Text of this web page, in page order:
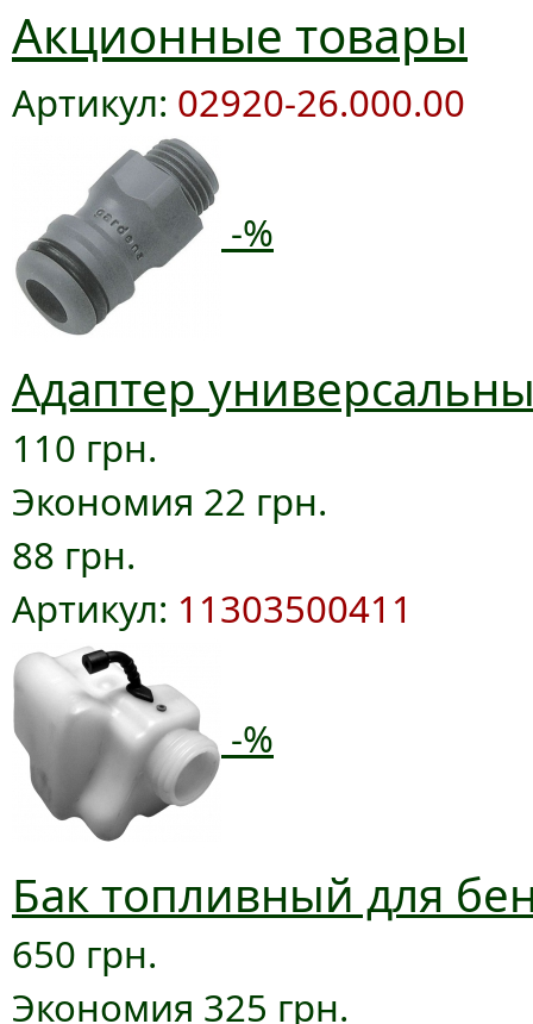
Акционные товары
Артикул: 02920-26.000.00
-%
Адаптер
110 грн.
Экономия 22 грн.
88 грн.
Артикул: 11303500411
-%
Бак топливный для
650 грн.
Экономия 325 грн.